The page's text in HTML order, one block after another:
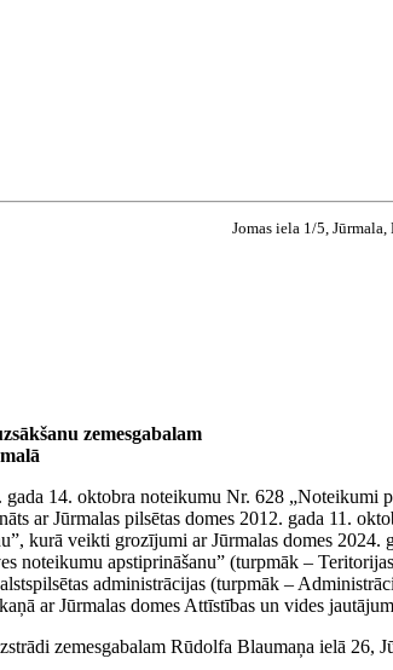
Jomas iela 1/5,
zemesgabalam
14. oktobra noteikumu Nr. 628 „Noteikumi
ar Jūrmalas pilsētas domes 2012. gada 11.
kurā veikti grozījumi ar Jūrmalas domes 2024.
noteikumu apstiprināšanu” (turpmāk –
administrācijas (turpmāk –
ar Jūrmalas domes Attīstības un vides
zemesgabalam Rūdolfa Blaumaņa ielā 26,